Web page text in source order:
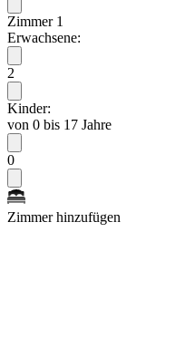
Zimmer 1
Erwachsene:
2
Kinder:
von 0 bis 17 Jahre
0
Zimmer hinzufügen